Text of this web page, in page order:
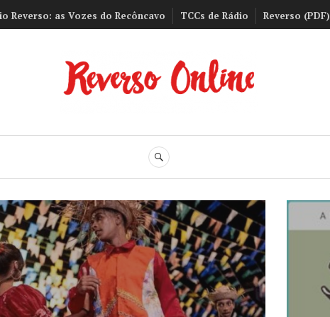
Reverso: as Vozes do Recôncavo TCCs de Rádio Reverso (PDF)
Reverso Online
BUSCA